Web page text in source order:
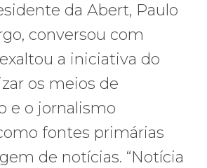
da Abert, Paulo
conversou com
a iniciativa do
os meios de
e o jornalismo
fontes primárias
de notícias. “Notícia